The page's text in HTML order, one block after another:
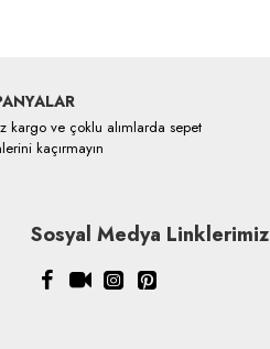
kargo ve çoklu alımlarda sepet
kaçırmayın
Sosyal Medya Linklerimiz